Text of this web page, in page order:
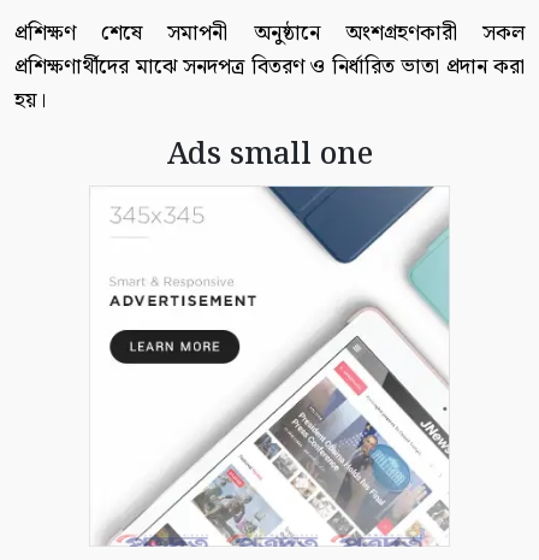
প্রশিক্ষণ শেষে সমাপনী অনুষ্ঠানে অংশগ্রহণকারী সকল
প্রশিক্ষণার্থীদের মাঝে সনদপত্র বিতরণ ও নির্ধারিত ভাতা প্রদান করা
হয়।
Ads small one